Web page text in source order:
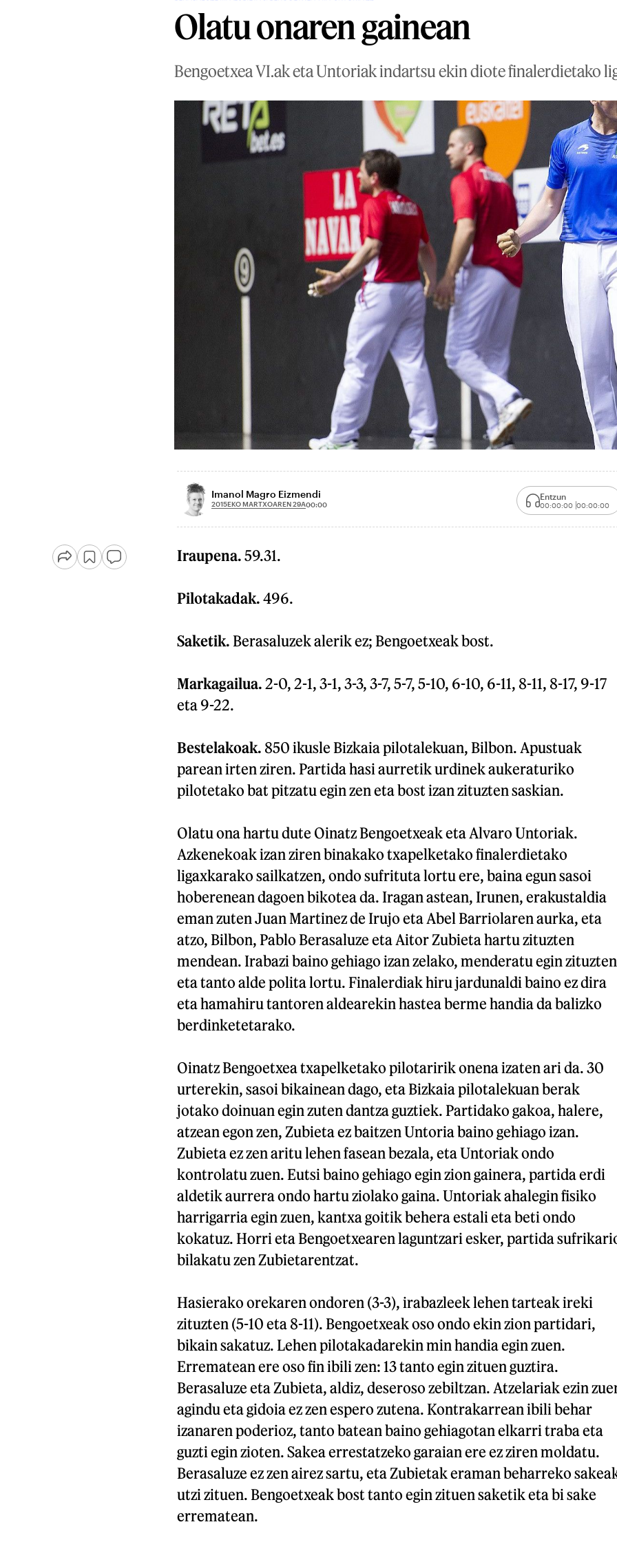
Olatu onaren gainean
Bengoetxea VI.ak eta Untoriak indartsu ekin diote finalerdietako
Imanol Magro Eizmendi
2015EKO MARTXOAREN 29A00:00
Entzun
00:00:00 00:00:00
Iraupena. 59.31.
Pilotakadak. 496.
Saketik. Berasaluzek alerik ez; Bengoetxeak bost.
Markagailua. 2-0, 2-1, 3-1, 3-3, 3-7, 5-7, 5-10, 6-10, 6-11, 8-11, 8-17, 9-17
eta 9-22.
Bestelakoak. 850 ikusle Bizkaia pilotalekuan, Bilbon. Apustuak
parean irten ziren. Partida hasi aurretik urdinek aukeraturiko
pilotetako bat pitzatu egin zen eta bost izan zituzten saskian.
Olatu ona hartu dute Oinatz Bengoetxeak eta Alvaro Untoriak.
Azkenekoak izan ziren binakako txapelketako finalerdietako
ligaxkarako sailkatzen, ondo sufrituta lortu ere, baina egun sasoi
hoberenean dagoen bikotea da. Iragan astean, Irunen, erakustaldia
eman zuten Juan Martinez de Irujo eta Abel Barriolaren aurka, eta
atzo, Bilbon, Pablo Berasaluze eta Aitor Zubieta hartu zituzten
mendean. Irabazi baino gehiago izan zelako, menderatu egin
eta tanto alde polita lortu. Finalerdiak hiru jardunaldi baino ez dira
eta hamahiru tantoren aldearekin hastea berme handia da balizko
berdinketetarako.
Oinatz Bengoetxea txapelketako pilotaririk onena izaten ari da. 30
urterekin, sasoi bikainean dago, eta Bizkaia pilotalekuan berak
jotako doinuan egin zuten dantza guztiek. Partidako gakoa, halere,
atzean egon zen, Zubieta ez baitzen Untoria baino gehiago izan.
Zubieta ez zen aritu lehen fasean bezala, eta Untoriak ondo
kontrolatu zuen. Eutsi baino gehiago egin zion gainera, partida erdi
aldetik aurrera ondo hartu ziolako gaina. Untoriak ahalegin fisiko
harrigarria egin zuen, kantxa goitik behera estali eta beti ondo
kokatuz. Horri eta Bengoetxearen laguntzari esker, partida
bilakatu zen Zubietarentzat.
Hasierako orekaren ondoren (3-3), irabazleek lehen tarteak ireki
zituzten (5-10 eta 8-11). Bengoetxeak oso ondo ekin zion partidari,
bikain sakatuz. Lehen pilotakadarekin min handia egin zuen.
Errematean ere oso fin ibili zen: 13 tanto egin zituen guztira.
Berasaluze eta Zubieta, aldiz, deseroso zebiltzan. Atzelariak ezin
agindu eta gidoia ez zen espero zutena. Kontrakarrean ibili behar
izanaren poderioz, tanto batean baino gehiagotan elkarri traba eta
guzti egin zioten. Sakea errestatzeko garaian ere ez ziren moldatu.
Berasaluze ez zen airez sartu, eta Zubietak eraman beharreko
utzi zituen. Bengoetxeak bost tanto egin zituen saketik eta bi sake
errematean.